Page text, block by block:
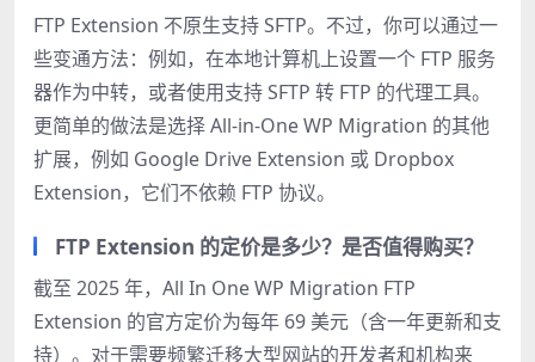
FTP Extension 不原生支持 SFTP。不过，你可以通过一
些变通方法：例如，在本地计算机上设置一个 FTP 服务
器作为中转，或者使用支持 SFTP 转 FTP 的代理工具。
更简单的做法是选择 All-in-One WP Migration 的其他
扩展，例如 Google Drive Extension 或 Dropbox
Extension，它们不依赖 FTP 协议。
FTP Extension 的定价是多少？是否值得购买？
截至 2025 年，All In One WP Migration FTP
Extension 的官方定价为每年 69 美元（含一年更新和支
持）。对于需要频繁迁移大型网站的开发者和机构来